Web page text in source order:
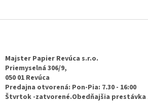
Majster Papier Revúca s.r.o.
Priemyselná 306/9,
050 01 Revúca
Predajna otvorená: Pon-Pia: 7.30 - 16:00
Štvrtok -zatvorené.Obedňajšia prestávka